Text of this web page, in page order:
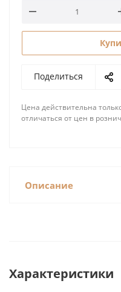
Поделиться
Цена действительна
отличаться от цен в
Описание
Характеристики